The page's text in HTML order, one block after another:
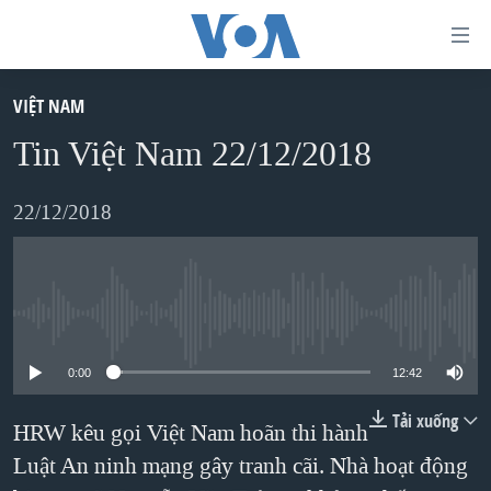
dẫn
truy
cập
nội
hướng
chính
Đi
TRANG CHỦ
VIỆT NAM
HOA KỲ
BIỂN ĐÔNG
MỤC
TỰ DO BÁO CHÍ
VẠCH TRẦN TIN GIẢ
CHUYÊN ĐỀ
CHIẾN TRANH THƯƠNG MẠI CỦA MỸ: QUÁ KHỨ VÀ HIỆN
HỌC TIẾNG ANH
VIỆT NAM
Tin Việt Nam 22/12/2018
22/12/2018
0:00 12:42
Tải xuống
HRW kêu gọi Việt Nam hoãn thi hành
Luật An ninh mạng gây tranh cãi. Nhà hoạt động